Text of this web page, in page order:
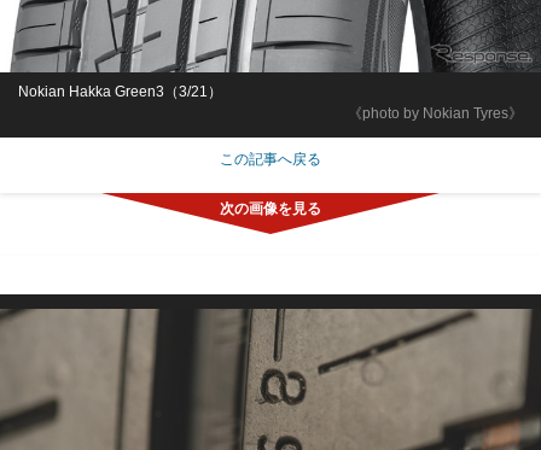
《photo by Nokian Tyres》
Nokian Hakka Green3（3/21）
この記事へ戻る